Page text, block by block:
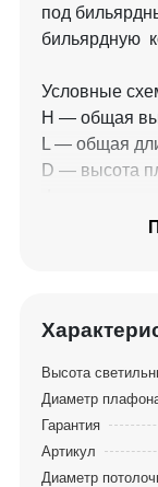
под
бильярдную
Условные
Н — общая
L — общая
D — высота
C —
Высота
Диаметр
Гарантия
Артикул
Диаметр